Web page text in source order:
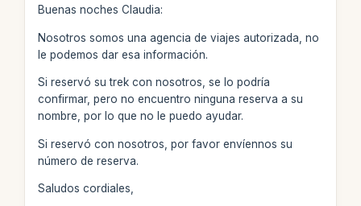
Buenas noches Claudia:
Nosotros somos una agencia de viajes autorizada, no
le podemos dar esa información.
Si reservó su trek con nosotros, se lo podría
confirmar, pero no encuentro ninguna reserva a su
nombre, por lo que no le puedo ayudar.
Si reservó con nosotros, por favor envíennos su
número de reserva.
Saludos cordiales,